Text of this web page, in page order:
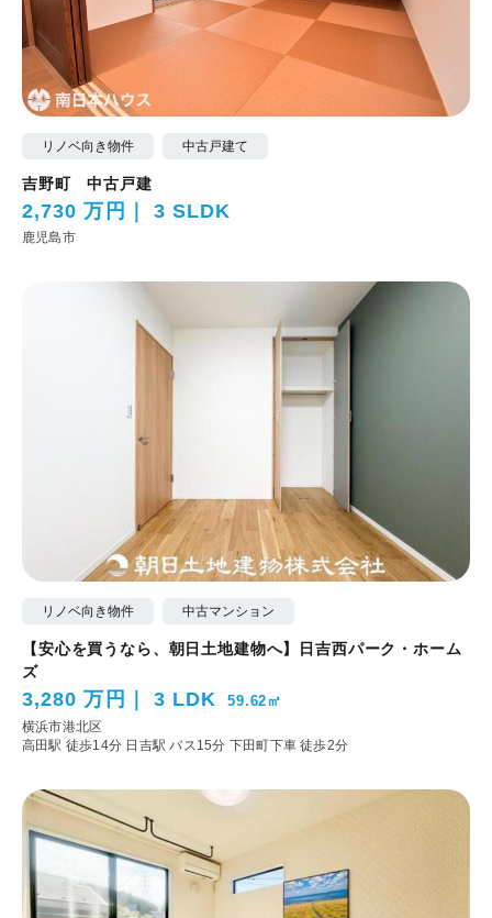
リノベ向き物件 中古戸建て
吉野町 中古戸建
2,730 万円 3 SLDK
鹿児島市
リノベ向き物件 中古マンション
【安心を買うなら、朝日土地建物へ】日吉西パーク・ホーム
ズ
3,280 万円 3 LDK 59.62㎡
横浜市港北区
高田駅 徒歩14分 日吉駅 バス15分 下田町下車 徒歩2分